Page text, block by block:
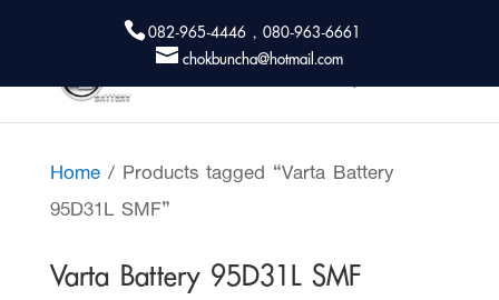
082-965-4446 , 080-963-6661
chokbuncha@hotmail.com
Home/ Products tagged “Varta Battery
95D31L SMF”
Varta Battery 95D31L SMF